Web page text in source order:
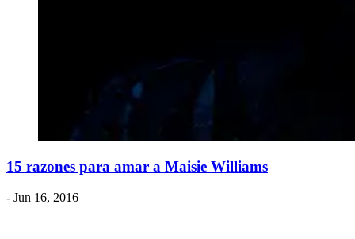
15 razones para amar a Maisie Williams
- Jun 16, 2016